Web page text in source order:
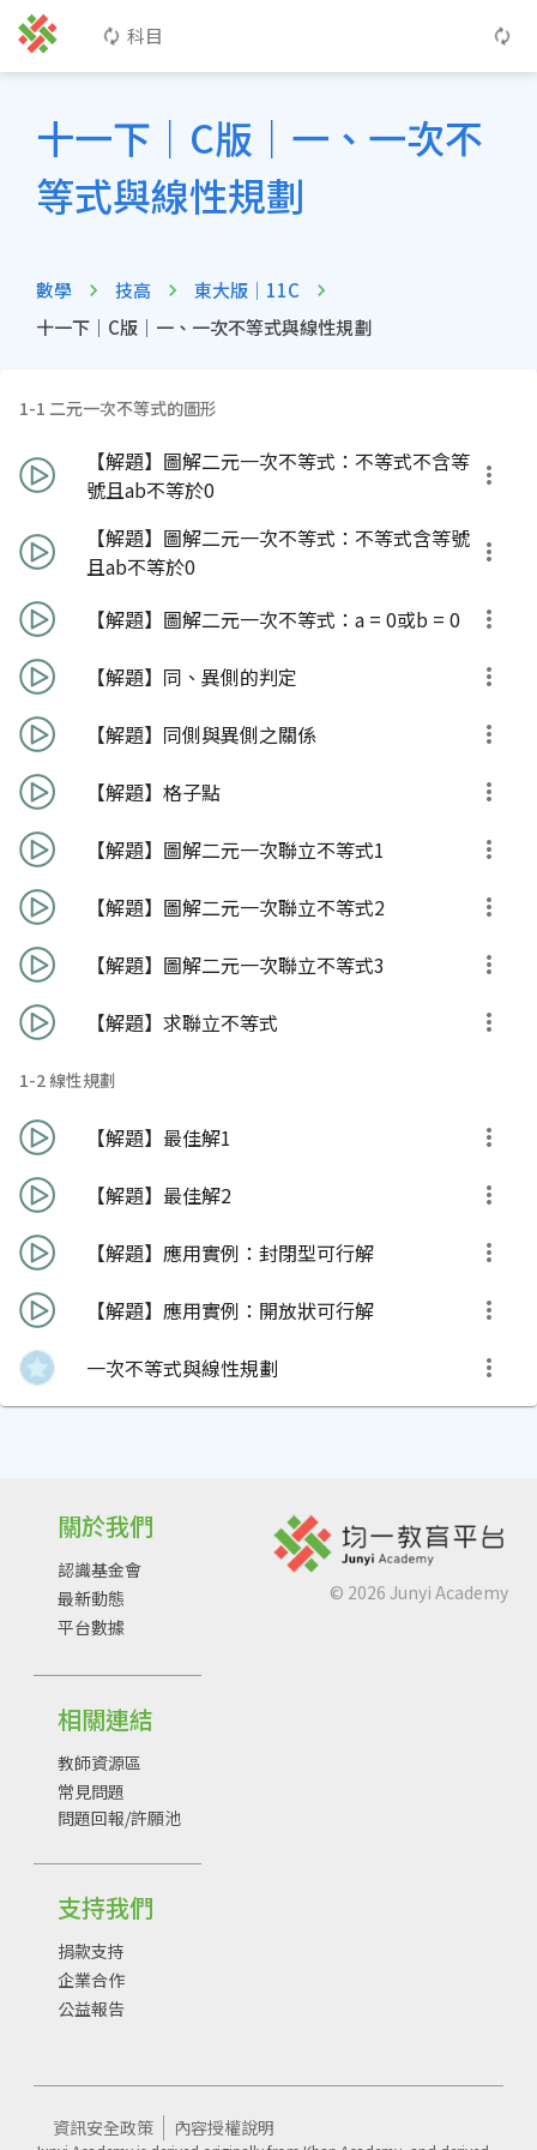
科目
十一下｜C版｜一、一次不
等式與線性規劃
數學 技高
東大版｜11C
十一下｜C版｜一、一次不等式與線性規劃
1-1 二元一次不等式的圖形
【解題】圖解二元一次不等式：不等式不含等
號且ab不等於0
【解題】圖解二元一次不等式：不等式含等號
且ab不等於0
【解題】圖解二元一次不等式：a = 0或b = 0
【解題】同、異側的判定
【解題】同側與異側之關係
【解題】格子點
【解題】圖解二元一次聯立不等式1
【解題】圖解二元一次聯立不等式2
【解題】圖解二元一次聯立不等式3
【解題】求聯立不等式
1-2 線性規劃
【解題】最佳解1
【解題】最佳解2
【解題】應用實例：封閉型可行解
【解題】應用實例：開放狀可行解
一次不等式與線性規劃
關於我們
認識基金會
最新動態
平台數據
相關連結
教師資源區
常見問題
問題回報/許願池
支持我們
捐款支持
企業合作
公益報告
© 2026 Junyi Academy
資訊安全政策 內容授權說明